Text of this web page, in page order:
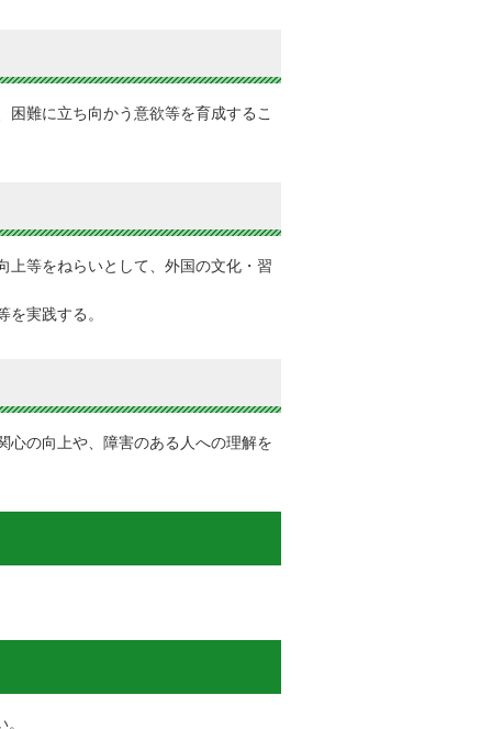
難に立ち向かう意欲等を育成するこ
上等をねらいとして、外国の文化・習
実践する。
心の向上や、障害のある人への理解を